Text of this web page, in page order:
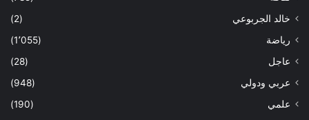
خالد الجربوعي
(2)
رياضة
(1٬055)
عاجل
(28)
عربي ودولي
(948)
علمي
(190)